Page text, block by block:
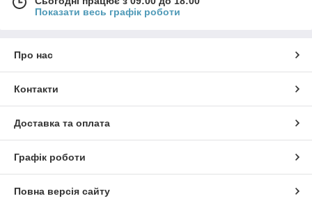
Показати весь графік роботи
Про нас
Контакти
Доставка та оплата
Графік роботи
Повна версія сайту